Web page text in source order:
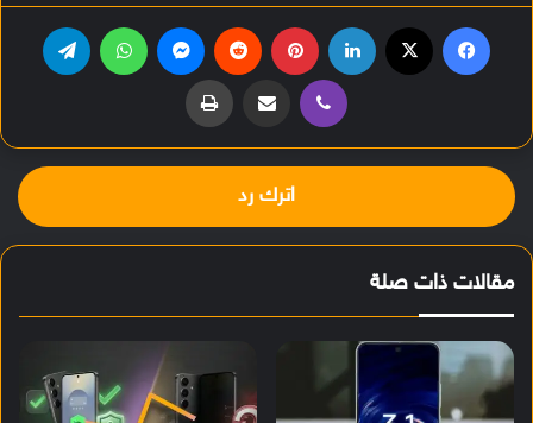
ڤايبر مشاركة عبر البريد طباعة
اترك رد
مقالات ذات صلة